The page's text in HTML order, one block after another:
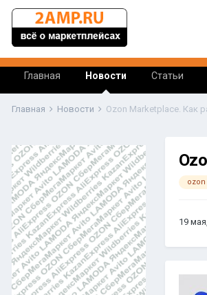
Главная Новости Статьи
Главная Новости Ozon Marketplace. Как
ozon
19